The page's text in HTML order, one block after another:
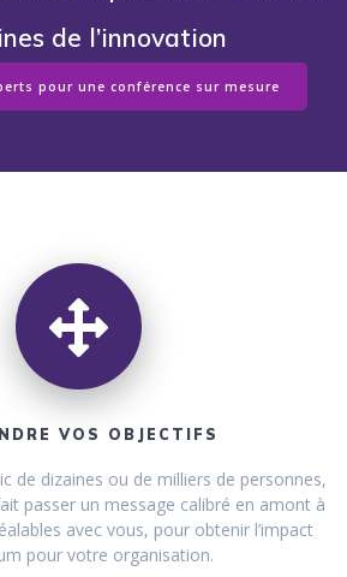
de l’innovation
pour une conférence sur mesure
VOS OBJECTIFS
de dizaines ou de milliers de personnes,
passer un message calibré en amont à
avec vous, pour obtenir l’impact
pour votre organisation.